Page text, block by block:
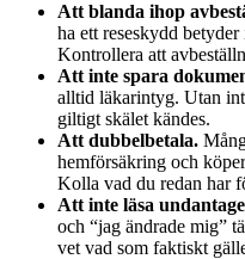
Att blanda ihop
ha ett reseskydd
Kontrollera att
Att inte spara
alltid läkarintyg. Utan
giltigt skälet kändes.
Att dubbelbetala.
hemförsäkring och
Kolla vad du redan har
Att inte läsa
och “jag ändrade mig”
vet vad som faktiskt